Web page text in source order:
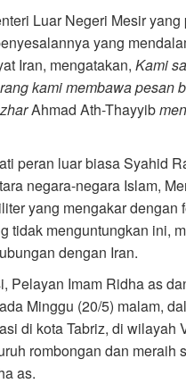
Luar Negeri Mesir
yang
Iran, mengatakan, Kami
kami membawa pesan
Ahmad Ath-Thayyib
peran luar biasa Syahid
negara-negara Islam,
yang mengakar
tidak menguntungkan ini,
dengan Iran.
Pelayan Imam Ridha as
Minggu (20/5) malam,
di kota Tabriz, di
rombongan dan meraih
as.